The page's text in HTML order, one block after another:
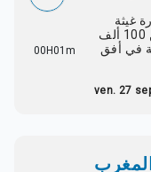
00H01m
غيثة
مزور: "نهدف تكوين وتعبئة أكثر من 100 ألف
في أفق
ven. 27